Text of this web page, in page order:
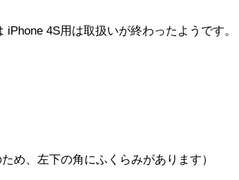
4S用は取扱いが終わったようです。
め、左下の角にふくらみがあります）